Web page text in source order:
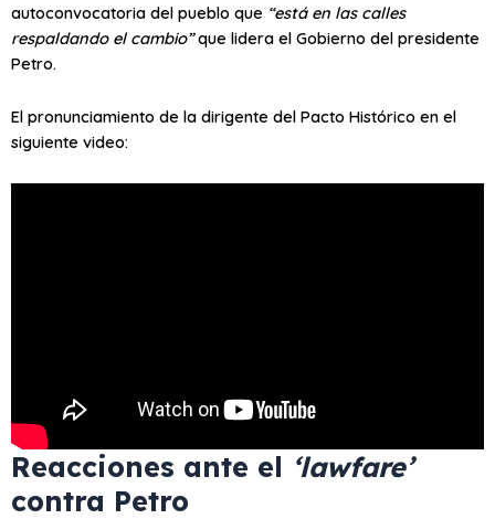
autoconvocatoria del pueblo que “está en las calles
respaldando el cambio”que lidera el Gobierno del presidente
Petro.
El pronunciamiento de la dirigente del Pacto Histórico en el
siguiente video:
Reacciones ante el ‘lawfare’
contra Petro